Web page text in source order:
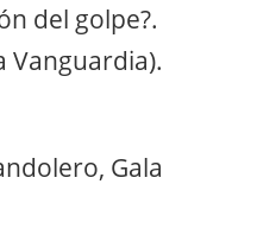
del golpe?.
Vanguardia).
Gala